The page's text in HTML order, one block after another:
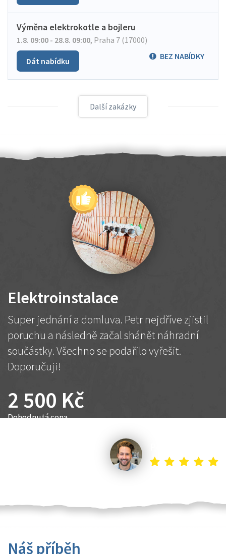
Výměna elektrokotle a bojleru
1.8. 09:00 - 28.8. 09:00, Praha 7 (17000)
BEZ NABÍDKY
Dát nabídku
Další zakázky
Elektroinstalace
Super jednání a domluva. Petr nejdříve zjistil
poruchu a následně začal shánět náhradní
součástky. Všechno se podařilo vyřešit.
Doporučuji!
2 500 Kč
Dohodnutá cena
Náš příběh